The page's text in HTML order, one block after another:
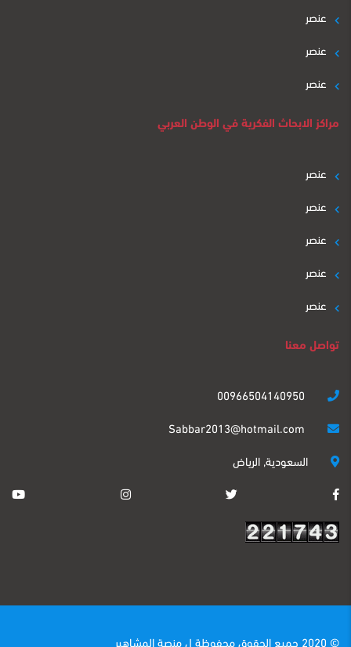
عنصر
عنصر
عنصر
مراكز الابحاث الفكرية في الوطن العربي
عنصر
عنصر
عنصر
عنصر
عنصر
تواصل معنا
السعودية, الرياض
© 2020 جميع الحقوق محفوظة ل منصة المشاهير